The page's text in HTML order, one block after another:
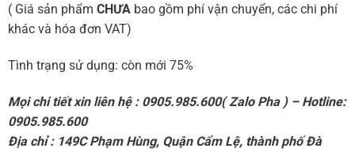
( Giá sản phẩm CHƯAbao gồm phí vận chuyển, các chi phí
khác và hóa đơn VAT)
Tình trạng sử dụng: còn mới 75%
Mọi chi tiết xin liên hệ : 0905.985.600( Zalo Pha ) – Hotline:
0905.985.600
Địa chỉ : 149C Phạm Hùng, Quận Cẩm Lệ, thành phố Đà